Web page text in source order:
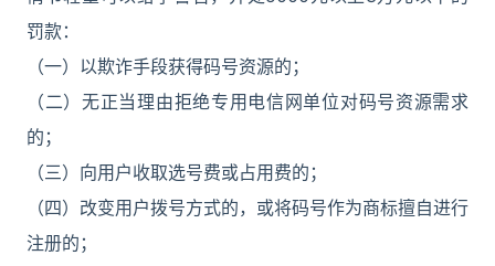
罚款：
（一）以欺诈手段获得码号资源的；
（二）无正当理由拒绝专用电信网单位对码号资源需求
的；
（三）向用户收取选号费或占用费的；
（四）改变用户拨号方式的，或将码号作为商标擅自进行
注册的；